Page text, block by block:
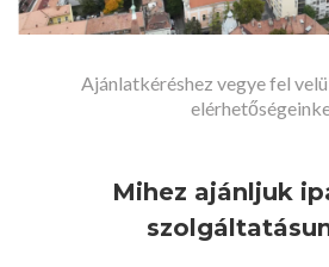
Ajánlatkéréshez vegye fel
Mihez ajánljuk